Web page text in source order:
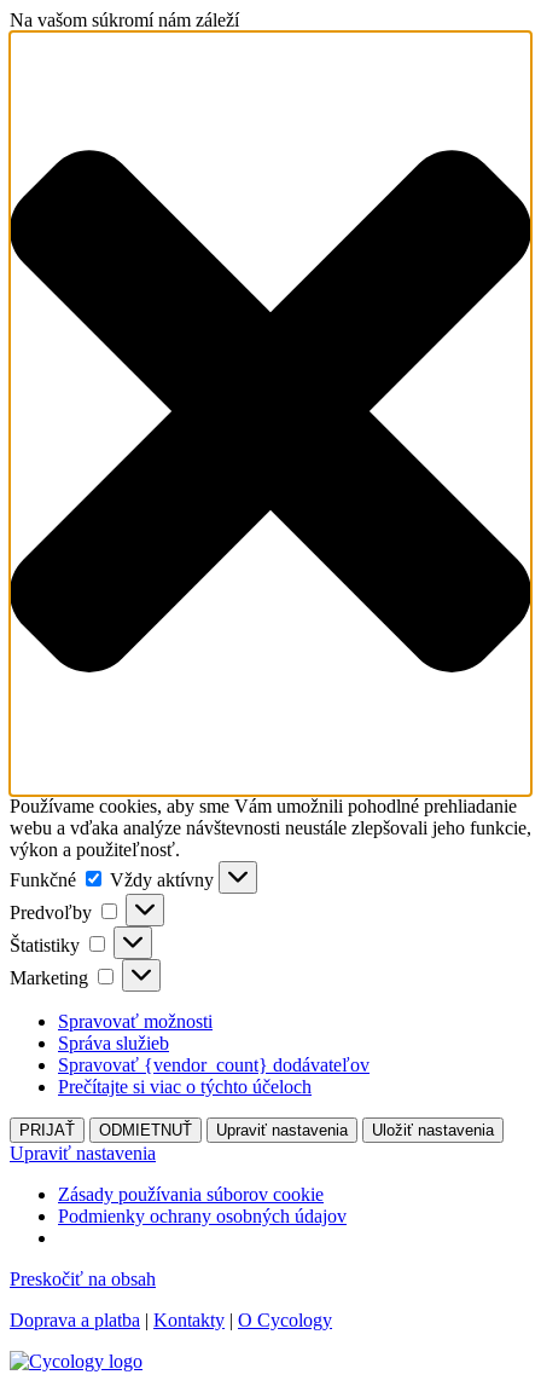
Na vašom súkromí nám záleží
Používame cookies, aby sme Vám umožnili pohodlné prehliadanie
webu a vďaka analýze návštevnosti neustále zlepšovali jeho funkcie,
výkon a použiteľnosť.
Funkčné
Funkčné
Vždy aktívny
Predvoľby
Predvoľby
Štatistiky Štatistiky
Marketing Marketing
Spravovať možnosti
Správa služieb
Spravovať {vendor_count} dodávateľov
Prečítajte si viac o týchto účeloch
PRIJAŤ ODMIETNUŤ Upraviť nastavenia Uložiť nastavenia
Upraviť nastavenia
Zásady používania súborov cookie
Podmienky ochrany osobných údajov
Preskočiť na obsah
Doprava a platba | Kontakty | O Cycology